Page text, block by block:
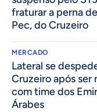
fraturar a perna
Pec, do Cruzeiro
MERCADO
Lateral se
Cruzeiro após ser
com time dos
Árabes